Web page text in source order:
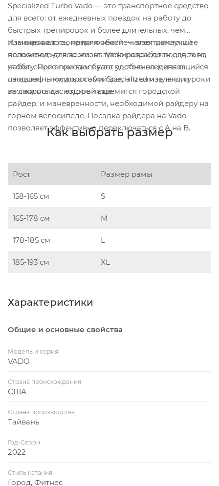
Specialized Turbo Vado — это транспортное средство
для всего: от ежедневных поездок на работу до
быстрых тренировок и более длительных, чем
планировалось, приключений — электрический
велосипед на всю жизнь. Vado разработан для того,
чтобы смело преодолевать постоянно меняющийся
ландшафт, носить с собой все, что вам нужно, и
заставлять вас ездить чаще.
Измененная геометрия обеспечивает наилучшее
положение для всего: от тренировок до поездок на
работу. При этом вам будет удобно следить за
оживленными дорогами. Specialized извлекли уроки
из скорости, к которой стремится городской
райдер, и маневренности, необходимой райдеру на
горном велосипеде. Посадка райдера на Vado
позволяет эффективно переключаться с A на B.
Как выбрать размер
Рост Размер рамы
158-165 см S
165-178 см M
178-185 см L
185-193 см XL
Характеристики
Общие и основные свойства
Модель и серия
VADO
Страна происхождения
США
Страна производства
Тайвань
Год-Сезон
2022
Стиль катания
Город, Фитнес